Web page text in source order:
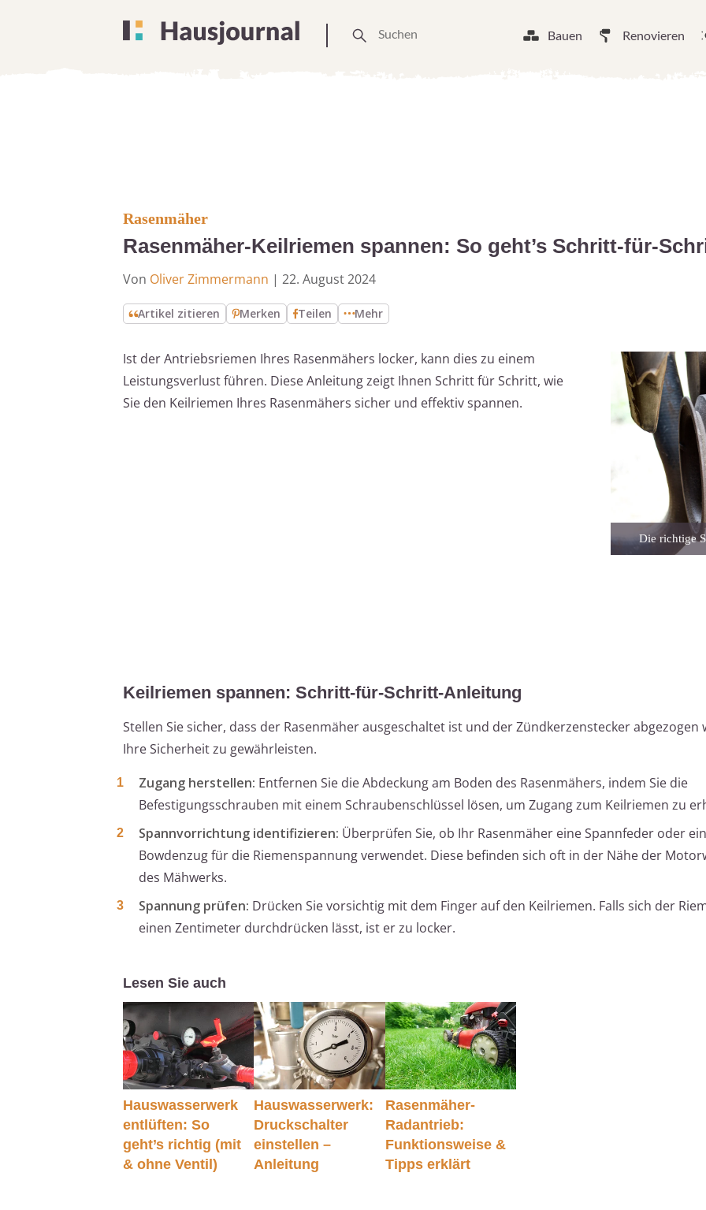
Bauen Renovieren
Rasenmäher
Rasenmäher-Keilriemen spannen: So geht’s Schritt-für-
Von Oliver Zimmermann | 22. August 2024
Artikel zitieren Merken Teilen Mehr
Ist der Antriebsriemen Ihres Rasenmähers locker, kann dies zu einem
Leistungsverlust führen. Diese Anleitung zeigt Ihnen Schritt für Schritt, wie
Sie den Keilriemen Ihres Rasenmähers sicher und effektiv spannen.
Die richtige
Keilriemen spannen: Schritt-für-Schritt-Anleitung
Stellen Sie sicher, dass der Rasenmäher ausgeschaltet ist und der Zündkerzenstecker abgezogen
Ihre Sicherheit zu gewährleisten.
Zugang herstellen: Entfernen Sie die Abdeckung am Boden des Rasenmähers, indem Sie die
Befestigungsschrauben mit einem Schraubenschlüssel lösen, um Zugang zum Keilriemen zu
Spannvorrichtung identifizieren: Überprüfen Sie, ob Ihr Rasenmäher eine Spannfeder oder
Bowdenzug für die Riemenspannung verwendet. Diese befinden sich oft in der Nähe der
des Mähwerks.
Spannung prüfen: Drücken Sie vorsichtig mit dem Finger auf den Keilriemen. Falls sich der
einen Zentimeter durchdrücken lässt, ist er zu locker.
Lesen Sie auch
Hauswasserwerk
entlüften: So
geht’s richtig (mit
& ohne Ventil)
Hauswasserwerk:
Druckschalter
einstellen –
Anleitung
Rasenmäher-
Radantrieb:
Funktionsweise &
Tipps erklärt